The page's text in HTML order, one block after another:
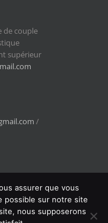
de couple
supérieur
/
réservés | Design &
Europe
assurer que vous
possible sur notre site
nous supposerons